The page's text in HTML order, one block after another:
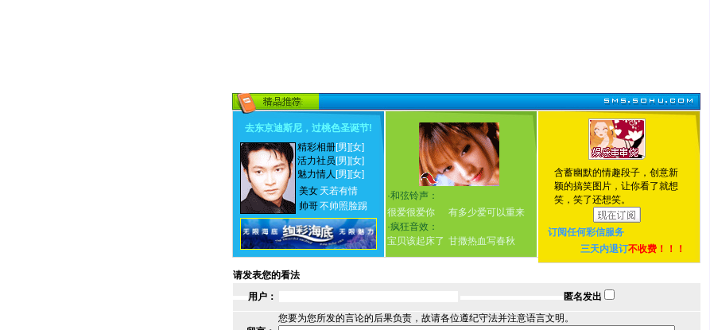
去东京迪斯尼，过桃色圣诞节!
精彩相册[男] [女]
活力社员 [男] [女]
魅力情人 [男] [女]
美女 天若有情
帅哥不帅照脸踢
·和弦铃声：
很爱很爱你
有多少爱可以重来
·疯狂音效：
宝贝该起床了 甘撒热血写春秋
含蓄幽默的情趣段子，创意新
颖的搞笑图片，让你看了就想
笑，笑了还想笑。
订阅任何彩信服务
三天内退订不收费！！！
请发表您的看法
用户：
匿名发出
您要为您所发的言论的后果负责，故请各位遵纪守法并注意语言文明。